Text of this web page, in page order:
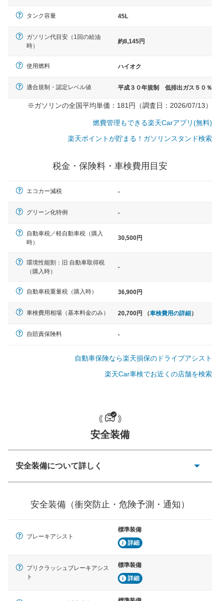
クラウン、アルファード、フォレ
一般的な荷物のサイズの目安
タンク容量 45L
ガソリン代目安（1回の給油
時）
約8,145円
使用燃料 ハイオク
適合規制・認定レベル値 平成３０年規制 低排出ガス５０％
※ガソリンの全国平均単価：181円（調査日：2026/07/13）
燃費管理もできる楽天Carアプリ(無料)
楽天ポイントが貯まる！ガソリンスタンド検索
税金・保険料・車検費用目安
エコカー減税 -
グリーン化特例 -
自動車税／軽自動車税（購入
時）
30,500円
環境性能割：旧 自動車取得税
（購入時）
-
自動車税重量税（購入時） 36,900円
車検費用相場（基本料金のみ） 20,700円 （車検費用の詳細）
自賠責保険料 -
自動車保険なら楽天損保のドライブアシスト
楽天Car車検でお近くの店舗を検索
安全装備
安全装備について詳しく
ーキアシスト、ABSなどが装備されています。
見えにくい場所に潜む危険を予測・通知するためのシス
テムなどが装備されています。
車線のはみだしやふらつきを防止するためにレーンキー
プアシストなどが装備されています
安全装備（衝突防止・危険予測・通知）
ブレーキアシスト
標準装備
詳細
プリクラッシュブレーキアシス
ト
標準装備
詳細